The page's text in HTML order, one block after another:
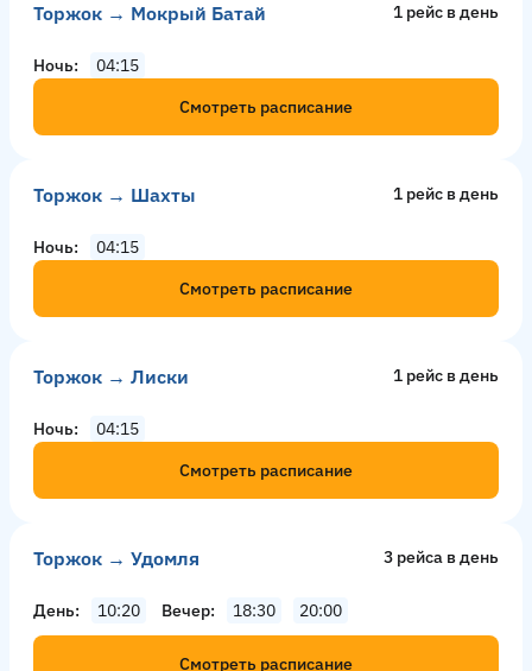
Торжок → Мокрый Батай 1 рейс в день
Ночь
04:15
Смотреть расписание
Торжок → Шахты 1 рейс в день
Ночь
04:15
Смотреть расписание
Торжок → Лиски 1 рейс в день
Ночь
04:15
Смотреть расписание
Торжок → Удомля 3 рейсa в день
День 10:20 Вечер 18:30 20:00
Смотреть расписание